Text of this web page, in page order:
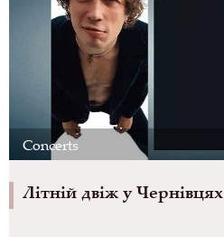
Concerts
Літній двіж у Чернівцях